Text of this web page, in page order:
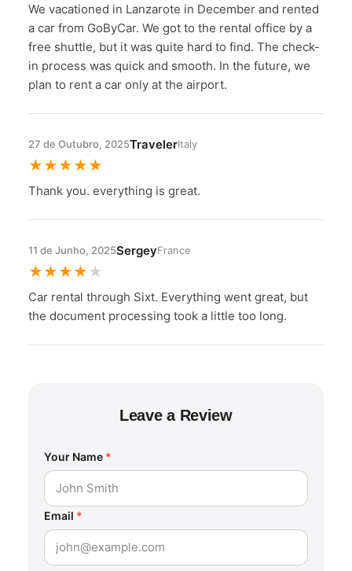
We vacationed in Lanzarote in December and rented
a car from GoByCar. We got to the rental office by a
free shuttle, but it was quite hard to find. The check-
in process was quick and smooth. In the future, we
plan to rent a car only at the airport.
27 de Outubro, 2025TravelerItaly
★★★★★
Thank you. everything is great.
11 de Junho, 2025SergeyFrance
★★★★★
Car rental through Sixt. Everything went great, but
the document processing took a little too long.
Leave a Review
Your Name *
Email *